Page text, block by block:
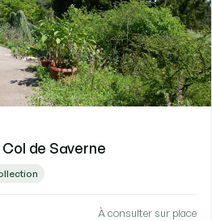
de Saverne
À consulter sur place